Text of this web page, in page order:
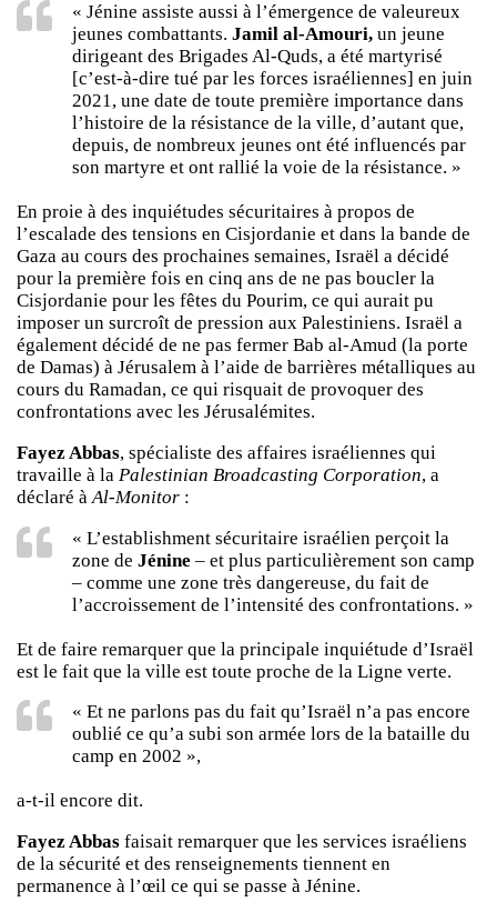
« Jénine assiste aussi à l’émergence de valeureux
jeunes combattants. Jamil al-Amouri, un jeune
dirigeant des Brigades Al-Quds, a été martyrisé
[c’est-à-dire tué par les forces israéliennes] en juin
2021, une date de toute première importance dans
l’histoire de la résistance de la ville, d’autant que,
depuis, de nombreux jeunes ont été influencés par
son martyre et ont rallié la voie de la résistance. »
En proie à des inquiétudes sécuritaires à propos de
l’escalade des tensions en Cisjordanie et dans la bande de
Gaza au cours des prochaines semaines, Israël a décidé
pour la première fois en cinq ans de ne pas boucler la
Cisjordanie pour les fêtes du Pourim, ce qui aurait pu
imposer un surcroît de pression aux Palestiniens. Israël a
également décidé de ne pas fermer Bab al-Amud (la porte
de Damas) à Jérusalem à l’aide de barrières métalliques au
cours du Ramadan, ce qui risquait de provoquer des
confrontations avec les Jérusalémites.
Fayez Abbas, spécialiste des affaires israéliennes qui
travaille à la Palestinian Broadcasting Corporation, a
déclaré àAl-Monitor :
« L’establishment sécuritaire israélien perçoit la
zone de Jénine – et plus particulièrement son camp
– comme une zone très dangereuse, du fait de
l’accroissement de l’intensité des confrontations. »
Et de faire remarquer que la principale inquiétude d’Israël
est le fait que la ville est toute proche de la Ligne verte.
« Et ne parlons pas du fait qu’Israël n’a pas encore
oublié ce qu’a subi son armée lors de la bataille du
camp en 2002 »,
a-t-il encore dit.
Fayez Abbas faisait remarquer que les services israéliens
de la sécurité et des renseignements tiennent en
permanence à l’œil ce qui se passe à Jénine.